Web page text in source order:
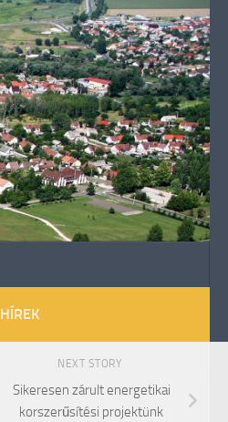
HÍREK
NEXT STORY
Sikeresen zárult energetikai
korszerűsítési projektünk